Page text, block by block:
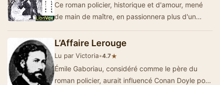
Ce roman policier, historique et d'amour, mené
de main de maître, en passionnera plus d'un
L’Affaire Lerouge
Lu par Victoria•4.7★
Émile Gaboriau, considéré comme le père du
roman policier, aurait influencé Conan Doyle pour